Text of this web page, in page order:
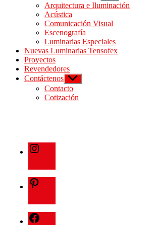
Arquitectura e Iluminación
Acústica
Comunicación Visual
Escenografía
Luminarias Especiales
Nuevas Luminarias Tensofex
Proyectos
Revendedores
Contáctenos
Contacto
Cotización